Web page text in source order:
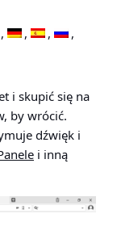
i skupić się na
by wrócić.
dźwięk i
i inną